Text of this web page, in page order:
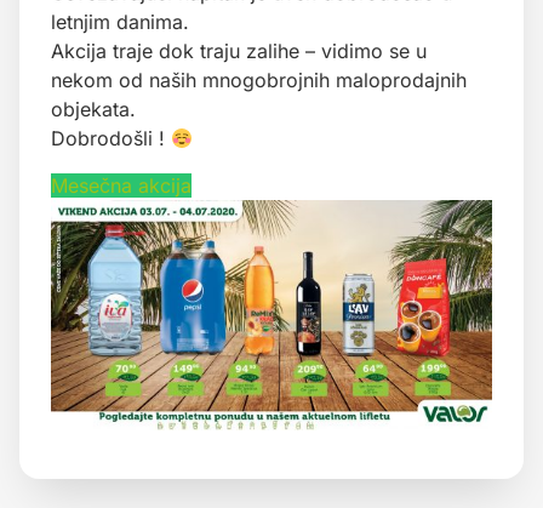
letnjim danima.
Akcija traje dok traju zalihe – vidimo se u
nekom od naših mnogobrojnih maloprodajnih
objekata.
Dobrodošli !
Mesečna akcija